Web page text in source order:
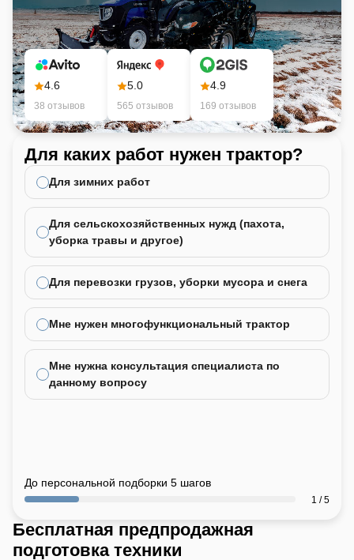
4.6
38 отзывов
5.0
565 отзывов
4.9
169 отзывов
Для каких работ нужен трактор?
Для зимних работ
Для сельскохозяйственных нужд (пахота,
уборка травы и другое)
Для перевозки грузов, уборки мусора и снега
Мне нужен многофункциональный трактор
Мне нужна консультация специалиста по
данному вопросу
До персональной подборки 5 шагов
1 / 5
Бесплатная предпродажная
подготовка техники